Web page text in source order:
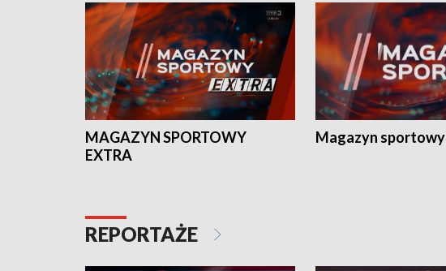
MAGAZYN SPORTOWY
EXTRA
Magazyn sportowy
REPORTAŻE